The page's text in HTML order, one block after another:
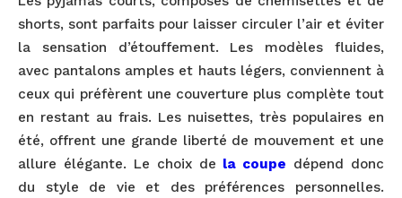
shorts, sont parfaits pour laisser circuler l’air et éviter
la sensation d’étouffement. Les modèles fluides,
avec pantalons amples et hauts légers, conviennent à
ceux qui préfèrent une couverture plus complète tout
en restant au frais. Les nuisettes, très populaires en
été, offrent une grande liberté de mouvement et une
allure élégante. Le choix de la coupe dépend donc
du style de vie et des préférences personnelles.